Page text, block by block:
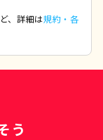
、詳細は規約・各
う